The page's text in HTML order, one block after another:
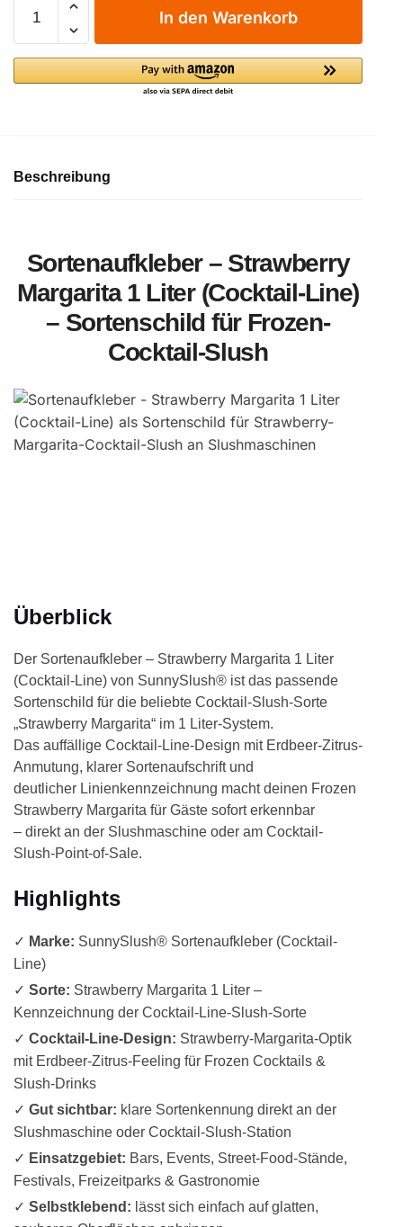
Strawberry
Margarita
(Cocktail-
In den Warenkorb
Beschreibung
Sortenaufkleber – Strawberry
Margarita 1 Liter (Cocktail-Line)
– Sortenschild für Frozen-
Cocktail-Slush
Überblick
Der Sortenaufkleber – Strawberry Margarita 1 Liter
(Cocktail-Line) von SunnySlush® ist das passende
Sortenschild für die beliebte Cocktail-Slush-Sorte
„Strawberry Margarita“ im 1 Liter-System.
Das auffällige Cocktail-Line-Design mit Erdbeer-Zitrus-
Anmutung, klarer Sortenaufschrift und
deutlicher Linienkennzeichnung macht deinen Frozen
Strawberry Margarita für Gäste sofort erkennbar
– direkt an der Slushmaschine oder am Cocktail-
Slush-Point-of-Sale.
Highlights
✓ Marke: SunnySlush® Sortenaufkleber (Cocktail-
Line)
✓ Sorte: Strawberry Margarita 1 Liter –
Kennzeichnung der Cocktail-Line-Slush-Sorte
✓ Cocktail-Line-Design: Strawberry-Margarita-Optik
mit Erdbeer-Zitrus-Feeling für Frozen Cocktails &
Slush-Drinks
✓ Gut sichtbar: klare Sortenkennung direkt an der
Slushmaschine oder Cocktail-Slush-Station
✓ Einsatzgebiet: Bars, Events, Street-Food-Stände,
Festivals, Freizeitparks & Gastronomie
✓ Selbstklebend: lässt sich einfach auf glatten,